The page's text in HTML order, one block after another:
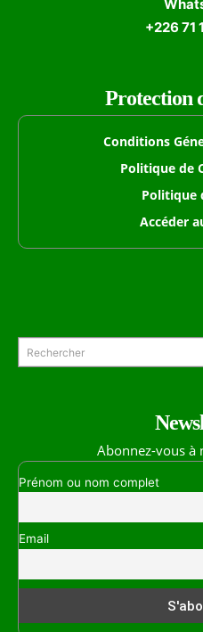
+226 71
Protection
Conditions
Politique de
Politique
Accéder
Rechercher
Abonnez-vous à
Prénom ou nom complet
Email